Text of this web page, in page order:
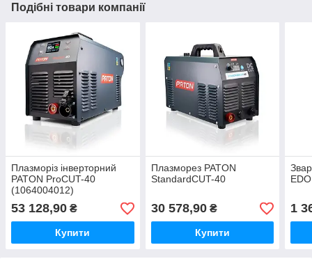
Подібні товари компанії
Плазморіз інверторний
PATON ProCUT-40
(1064004012)
53 128,90 ₴
Купити
Плазморез PATON
StandardCUT-40
30 578,90₴
Купити
1